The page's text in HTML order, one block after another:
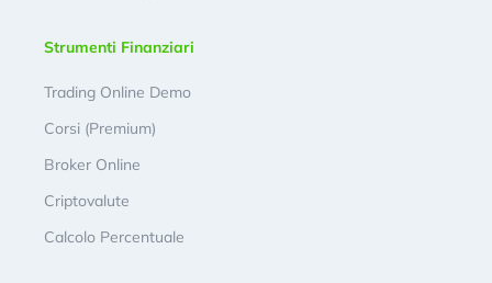
Strumenti Finanziari
Trading Online Demo
Corsi (Premium)
Broker Online
Criptovalute
Calcolo Percentuale